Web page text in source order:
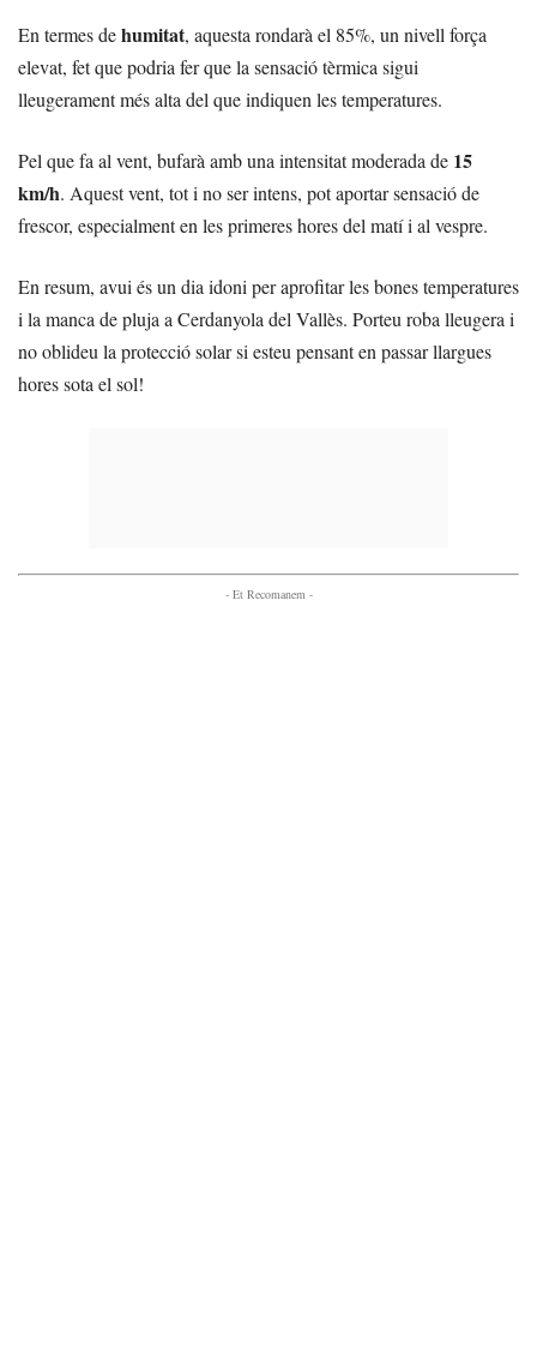
En termes dehumitat, aquesta rondarà el 85%, un nivell força
elevat, fet que podria fer que la sensació tèrmica sigui
lleugerament més alta del que indiquen les temperatures.
Pel que fa al vent, bufarà amb una intensitat moderada de 15
km/h. Aquest vent, tot i no ser intens, pot aportar sensació de
frescor, especialment en les primeres hores del matí i al vespre.
En resum, avui és un dia idoni per aprofitar les bones temperatures
i la manca de pluja a Cerdanyola del Vallès. Porteu roba lleugera i
no oblideu la protecció solar si esteu pensant en passar llargues
hores sota el sol!
- Et Recomanem -